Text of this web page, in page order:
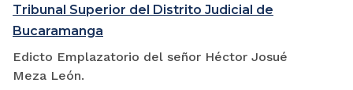
Tribunal Superior del Distrito Judicial de
Bucaramanga
Edicto Emplazatorio del señor Héctor Josué
Meza León.